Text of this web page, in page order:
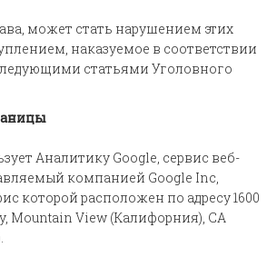
может стать нарушением этих
наказуемое в соответствии
статьями Уголовного
Аналитику Google, сервис веб-
компанией Google Inc,
которой расположен по адресу 1600
Mountain View (Калифорния), CA